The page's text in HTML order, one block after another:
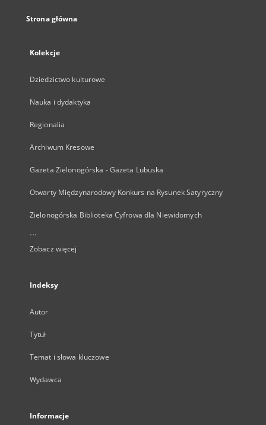
Strona główna
Kolekcje
Dziedzictwo kulturowe
Nauka i dydaktyka
Regionalia
Archiwum Kresowe
Gazeta Zielonogórska - Gazeta Lubuska
Otwarty Międzynarodowy Konkurs na Rysunek Satyryczny
Zielonogórska Biblioteka Cyfrowa dla Niewidomych
...
Zobacz więcej
Indeksy
Autor
Tytuł
Temat i słowa kluczowe
Wydawca
Informacje